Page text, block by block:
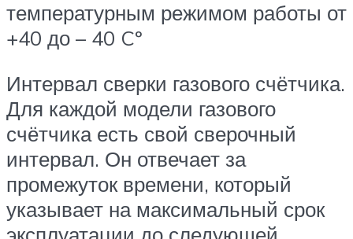
температурным режимом работы от
+40 до – 40 Cº
Интервал сверки газового счётчика.
Для каждой модели газового
счётчика есть свой сверочный
интервал. Он отвечает за
промежуток времени, который
указывает на максимальный срок